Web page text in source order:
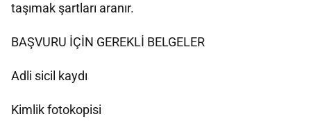
taşımak şartları aranır.
BAŞVURU İÇİN GEREKLİ BELGELER
Adli sicil kaydı
Kimlik fotokopisi